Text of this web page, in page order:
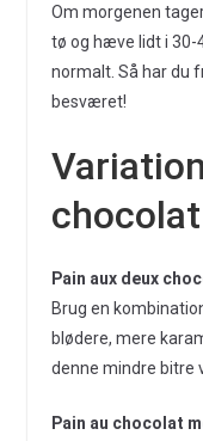
Om morgenen
tø og hæve lidt i 30-
normalt. Så har du
besværet!
chocolat
Pain aux deux
Brug en
blødere, mere
denne mindre bitre
Pain au chocolat